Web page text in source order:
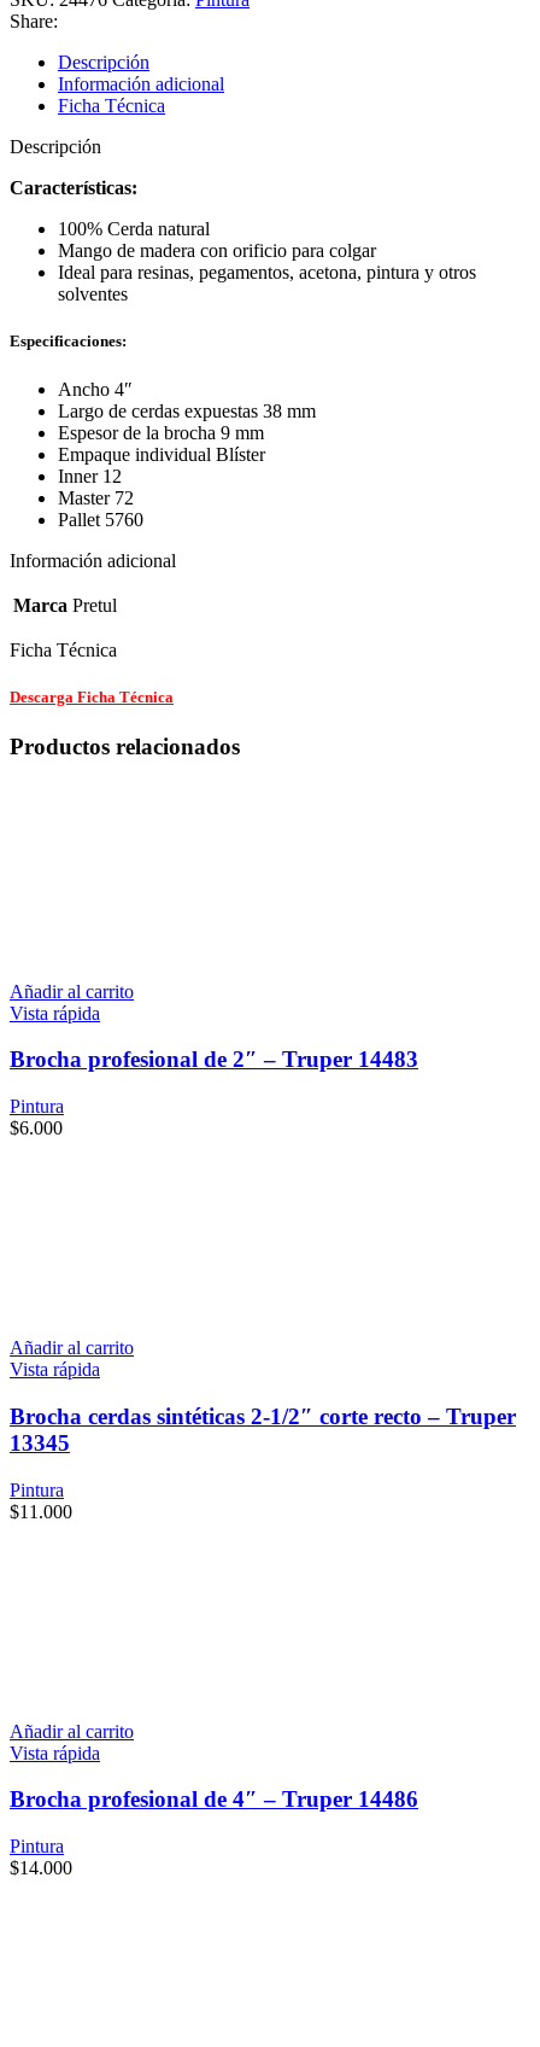
de
4"
-
Pretul
24476
cantidad
Share:
Descripción
Información adicional
Ficha Técnica
Descripción
Características:
100% Cerda natural
Mango de madera con orificio para colgar
Ideal para resinas, pegamentos, acetona, pintura y otros
solventes
Especificaciones:
Ancho 4″
Largo de cerdas expuestas 38 mm
Espesor de la brocha 9 mm
Empaque individual Blíster
Inner 12
Master 72
Pallet 5760
Información adicional
Marca Pretul
Ficha Técnica
Descarga Ficha Técnica
Productos relacionados
Añadir al carrito
Vista rápida
Brocha profesional de 2″ – Truper 14483
Pintura
$6.000
Añadir al carrito
Vista rápida
Brocha cerdas sintéticas 2-1/2″ corte recto – Truper
13345
Pintura
$11.000
Añadir al carrito
Vista rápida
Brocha profesional de 4″ – Truper 14486
Pintura
$14.000